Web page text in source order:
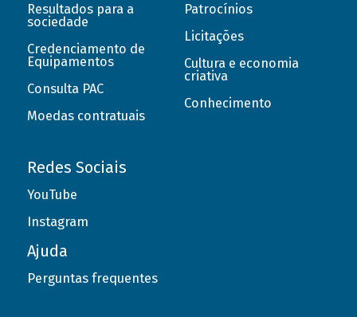
Resultados para a
sociedade
Credenciamento de
Equipamentos
Consulta PAC
Moedas contratuais
Patrocínios
Licitações
Cultura e economia
criativa
Conhecimento
Redes Sociais
YouTube
Instagram
Ajuda
Perguntas frequentes